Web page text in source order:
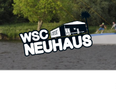
Zum
Inhalt
springen
WSC
Der Verein mit dem Haus